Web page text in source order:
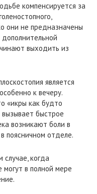
компенсируется за
они не предназначены
дополнительной
выходить из
является
к вечеру.
«икры как будто
быстрое
возникают боли в
поясничном отделе.
случае, когда
в полной мере